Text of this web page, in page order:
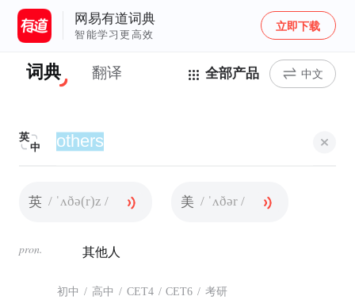
网易有道词典
智能学习更高效
立即下载
词典 翻译 全部产品 中文
英
中
英 / ˈʌðə(r)z / 美 / ˈʌðər /
pron. 其他人
初中 / 高中 / CET4 / CET6 / 考研